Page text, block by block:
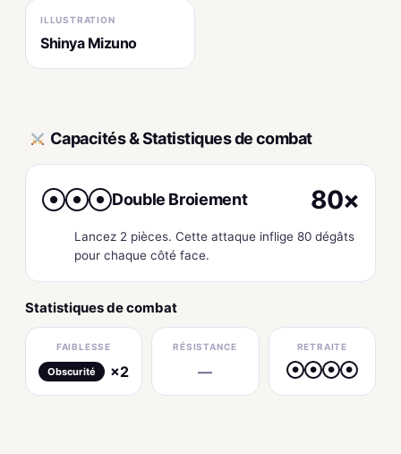
ILLUSTRATION
Shinya Mizuno
Capacités & Statistiques de combat
● ● ● Double Broiement 80×
Lancez 2 pièces. Cette attaque inflige 80 dégâts
pour chaque côté face.
Statistiques de combat
FAIBLESSE
Obscurité ×2
RÉSISTANCE
—
RETRAITE
● ● ● ●